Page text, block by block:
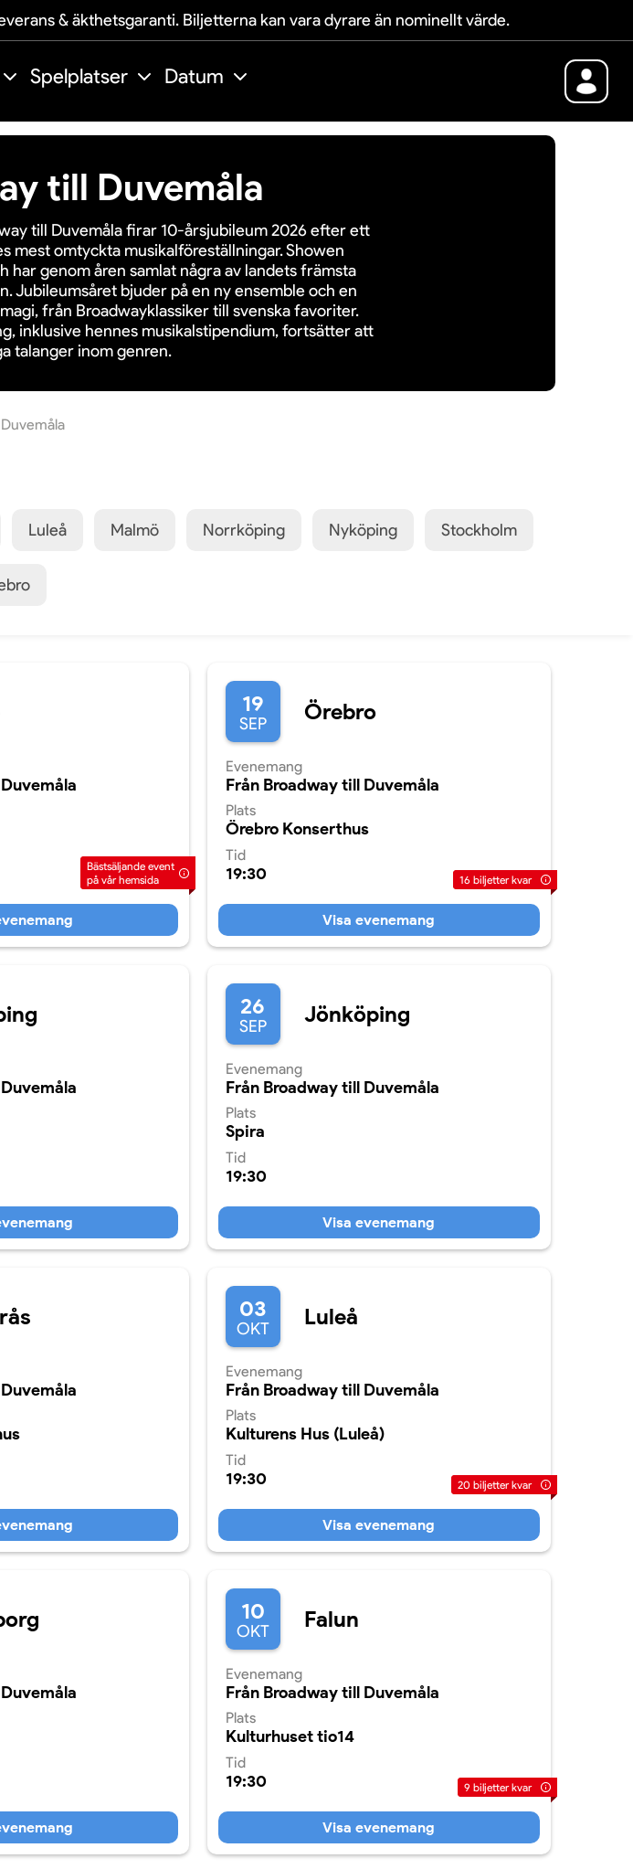
& äkthetsgaranti. Biljetterna kan vara dyrare än nominellt värde.
Spelplatser Datum
till Duvemåla
till Duvemåla firar 10-årsjubileum 2026 efter ett
mest omtyckta musikalföreställningar. Showen
har genom åren samlat några av landets främsta
Jubileumsåret bjuder på en ny ensemble och en
från Broadwayklassiker till svenska favoriter.
inklusive hennes musikalstipendium, fortsätter att
talanger inom genren.
Luleå Malmö Norrköping Nyköping Stockholm
Bästsäljande event
på vår hemsida
19
SEP Örebro
Plats
Örebro Konserthus
Evenemang
Från Broadway till Duvemåla
Tid
19:30
Visa evenemang
16 biljetter kvar
26
SEP Jönköping
Plats
Spira
Evenemang
Från Broadway till Duvemåla
Tid
19:30
Visa evenemang
03
OKT Luleå
Plats
Kulturens Hus (Luleå)
Evenemang
Från Broadway till Duvemåla
Tid
19:30
Visa evenemang
20 biljetter kvar
10
OKT Falun
Plats
Kulturhuset tio14
Evenemang
Från Broadway till Duvemåla
Tid
19:30
Visa evenemang
9 biljetter kvar